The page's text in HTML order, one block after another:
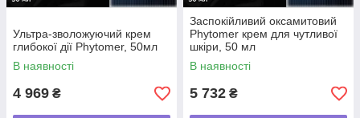
Ультра-зволожуючий крем
глибокої дії Phytomer, 50мл
В наявності
4 969 ₴
Заспокійливий оксамитовий
Phytomer крем для чутливої
шкіри, 50 мл
В наявності
5 732 ₴